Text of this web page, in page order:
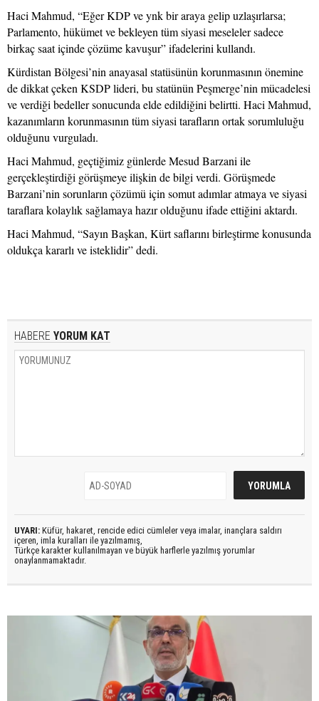
Haci Mahmud, “Eğer KDP ve ynk bir araya gelip uzlaşırlarsa;
Parlamento, hükümet ve bekleyen tüm siyasi meseleler sadece
birkaç saat içinde çözüme kavuşur” ifadelerini kullandı.
Kürdistan Bölgesi’nin anayasal statüsünün korunmasının önemine
de dikkat çeken KSDP lideri, bu statünün Peşmerge’nin mücadelesi
ve verdiği bedeller sonucunda elde edildiğini belirtti. Haci Mahmud,
kazanımların korunmasının tüm siyasi tarafların ortak sorumluluğu
olduğunu vurguladı.
Haci Mahmud, geçtiğimiz günlerde Mesud Barzani ile
gerçekleştirdiği görüşmeye ilişkin de bilgi verdi. Görüşmede
Barzani’nin sorunların çözümü için somut adımlar atmaya ve siyasi
taraflara kolaylık sağlamaya hazır olduğunu ifade ettiğini aktardı.
Haci Mahmud, “Sayın Başkan, Kürt saflarını birleştirme konusunda
oldukça kararlı ve isteklidir” dedi.
HABERE YORUM KAT
UYARI: Küfür, hakaret, rencide edici cümleler veya imalar, inançlara saldırı
içeren, imla kuralları ile yazılmamış,
Türkçe karakter kullanılmayan ve büyük harflerle yazılmış yorumlar
onaylanmamaktadır.